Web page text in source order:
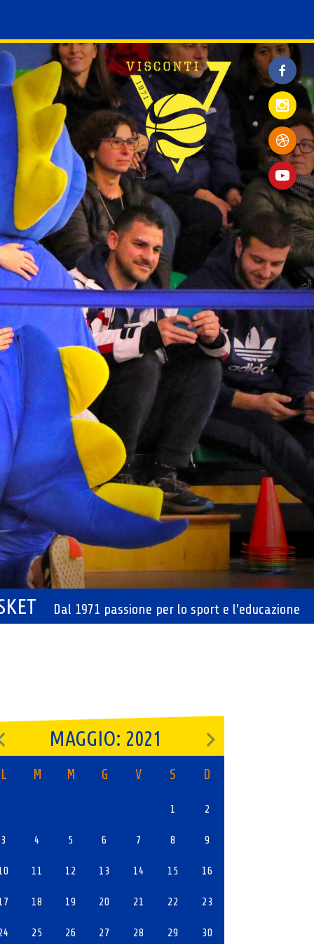
Dal 1971 passione per lo sport e l'educazione
MAGGIO: 2021
L M M G V S D
1 2
3 4 5 6 7 8 9
11 12 13 14 15 16
18 19 20 21 22 23
25 26 27 28 29 30